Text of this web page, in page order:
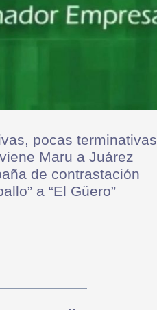
pocas terminativas
Maru a Juárez
de contrastación
a “El Güero”